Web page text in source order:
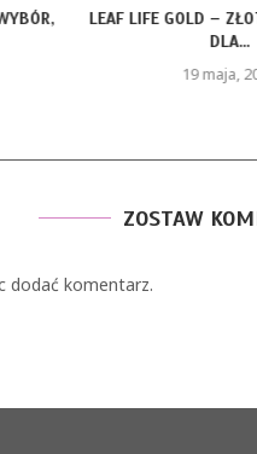
LEAF LIFE GOLD –
DLA...
19 maja,
ZOSTAW
dodać komentarz.